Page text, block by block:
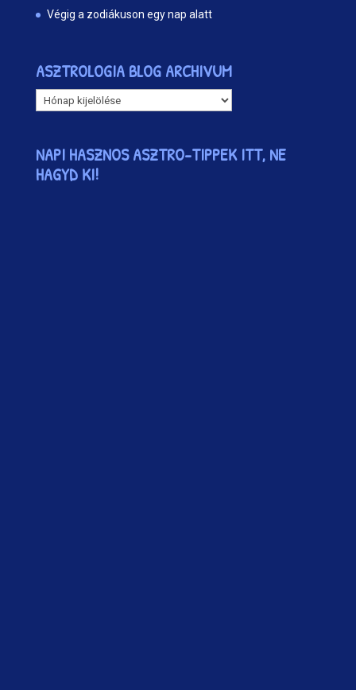
Végig a zodiákuson egy nap alatt
ASZTROLOGIA BLOG ARCHIVUM
ASZTROLOGIA
BLOG
NAPI HASZNOS ASZTRO-TIPPEK ITT, NE
HAGYD KI!